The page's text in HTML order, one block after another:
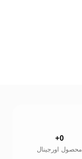
محصول اورجینال
0
+